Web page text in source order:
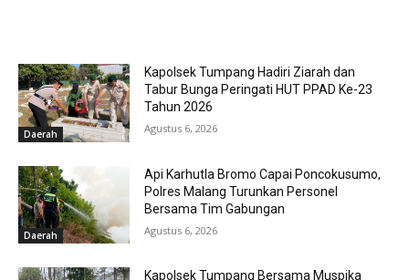
Daerah
Kapolsek Tumpang Hadiri Ziarah dan
Tabur Bunga Peringati HUT PPAD Ke-23
Tahun 2026
Agustus 6, 2026
Daerah
Api Karhutla Bromo Capai Poncokusumo,
Polres Malang Turunkan Personel
Bersama Tim Gabungan
Agustus 6, 2026
Kapolsek Tumpang Bersama Muspika